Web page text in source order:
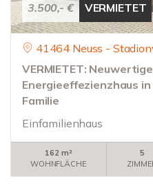
3.500,- € VERMIETET
41464 Neuss -
VERMIETET:
Energieeffezienzhaus
Familie
Einfamilienhaus
162 m²
WOHNFLÄCHE
5